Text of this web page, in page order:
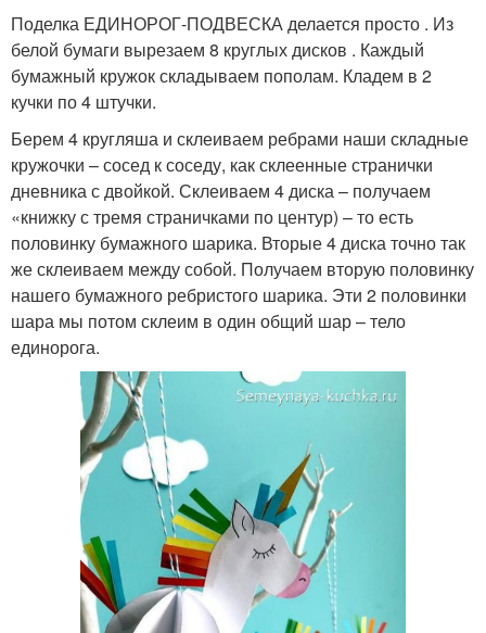
Поделка ЕДИНОРОГ-ПОДВЕСКА делается просто . Из
белой бумаги вырезаем 8 круглых дисков . Каждый
бумажный кружок складываем пополам. Кладем в 2
кучки по 4 штучки.
Берем 4 кругляша и склеиваем ребрами наши складные
кружочки – сосед к соседу, как склеенные странички
дневника с двойкой. Склеиваем 4 диска – получаем
«книжку с тремя страничками по центур) – то есть
половинку бумажного шарика. Вторые 4 диска точно так
же склеиваем между собой. Получаем вторую половинку
нашего бумажного ребристого шарика. Эти 2 половинки
шара мы потом склеим в один общий шар – тело
единорога.